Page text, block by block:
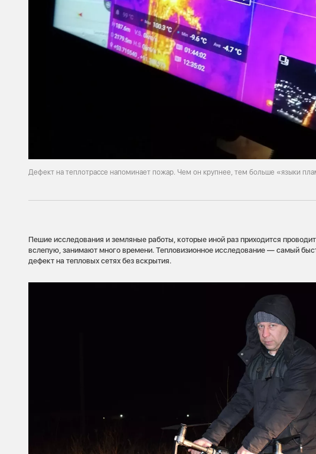
Дефект на теплотрассе напоминает пожар. Чем он крупнее, тем больше «языки
Пешие исследования и земляные работы, которые иной раз приходится
вслепую, занимают много времени. Тепловизионное исследование — самый
дефект на тепловых сетях без вскрытия.